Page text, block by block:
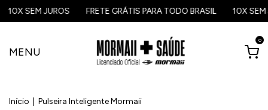
10X SEM JUROS FRETE GRÁTIS PARA TODO BRASIL 10X SEM
MENU
0
Início Pulseira Inteligente Mormaii